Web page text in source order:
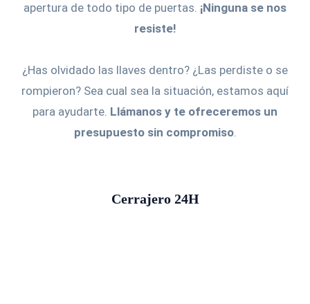
apertura de todo tipo de puertas. ¡Ninguna se nos
resiste!
¿Has olvidado las llaves dentro? ¿Las perdiste o se
rompieron? Sea cual sea la situación, estamos aquí
para ayudarte. Llámanos y te ofreceremos un
presupuesto sin compromiso.
Cerrajero 24H